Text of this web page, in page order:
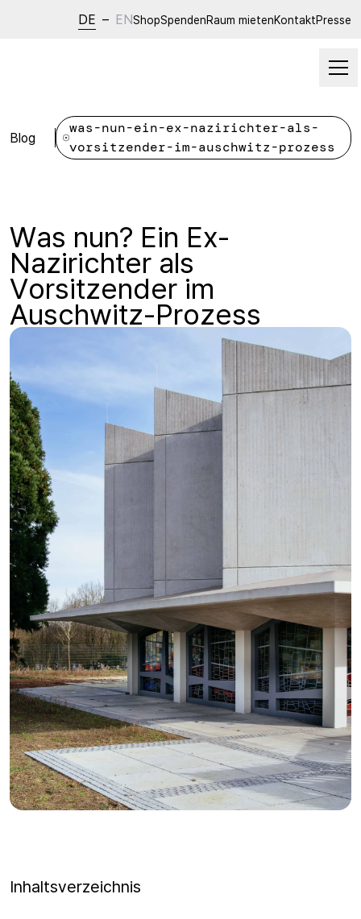
DE – ENShopSpendenRaum mietenKontaktPresse
Blog
was-nun-ein-ex-nazirichter-als-
vorsitzender-im-auschwitz-prozess
Was nun? Ein Ex-
Nazirichter als
Vorsitzender im
Auschwitz-Prozess
Inhaltsverzeichnis